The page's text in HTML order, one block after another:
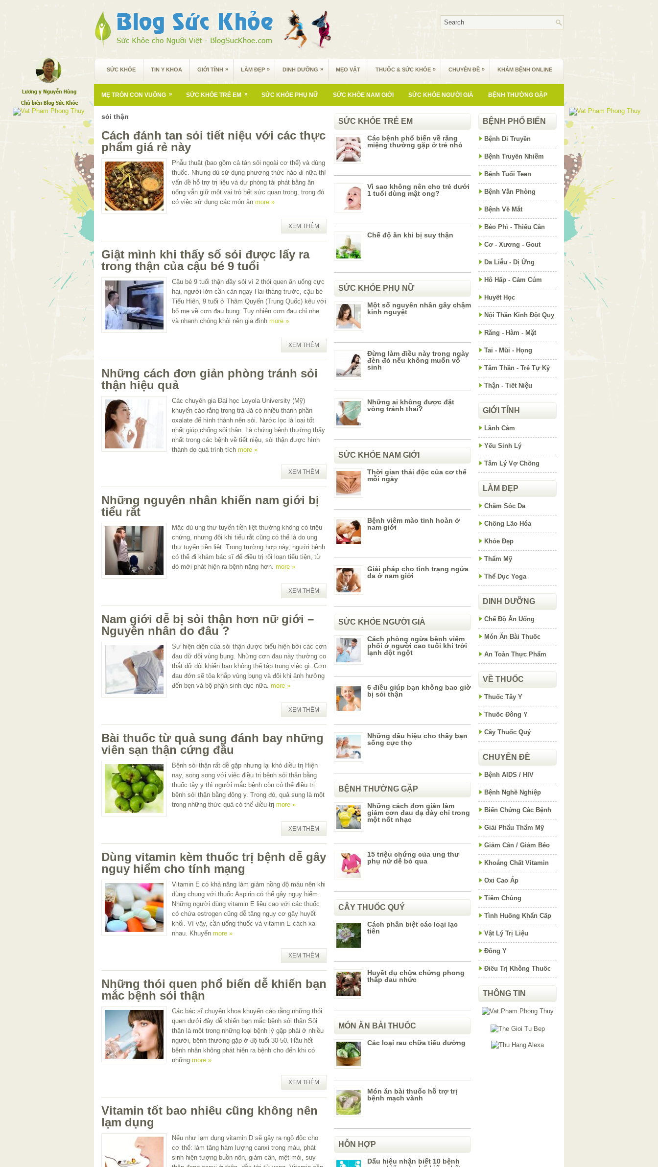
SỨC KHỎE TIN Y KHOA GIỚI TÍNH » LÀM ĐẸP » DINH DƯỠNG » MẸO VẶT THUỐC & SỨC KHỎE » CHUYÊN ĐỀ » KHÁM BỆNH ONLINE
MẸ TRÒN CON VUÔNG » SỨC KHỎE TRẺ EM » SỨC KHỎE PHỤ NỮ SỨC KHỎE NAM GIỚI SỨC KHỎE NGƯỜI GIÀ BỆNH THƯỜNG GẶP
sỏi thận
Cách đánh tan sỏi tiết niệu với các thực
phẩm giá rẻ này
Phẫu thuật (bao gồm cả tán sỏi ngoài cơ thể) và dùng
thuốc. Nhưng dù sử dụng phương thức nào đi nữa thì
vấn đề hỗ trợ trị liệu và dự phòng tái phát bằng ăn
uống vẫn giữ một vai trò hết sức quan trọng, trong đó
có việc sử dụng các món ăn more »
XEM THÊM
Giật mình khi thấy số sỏi được lấy ra
trong thận của cậu bé 9 tuổi
Cậu bé 9 tuổi thận đầy sỏi vì 2 thói quen ăn uống cực
hại, người lớn cần cản ngay Hai tháng trước, cậu bé
Tiểu Hiên, 9 tuổi ở Thâm Quyến (Trung Quốc) kêu với
bố mẹ về cơn đau bụng. Tuy nhiên cơn đau chỉ nhẹ
và nhanh chóng khỏi nên gia đình more »
XEM THÊM
Những cách đơn giản phòng tránh sỏi
thận hiệu quả
Các chuyên gia Đại học Loyola University (Mỹ)
khuyến cáo rằng trong trà đá có nhiều thành phần
oxalate để hình thành nên sỏi. Nước lọc là loại tốt
nhất giúp chống sỏi thận. Là chứng bệnh thường thấy
nhất trong các bệnh về tiết niệu, sỏi thận được hình
thành do quá trình tích more »
XEM THÊM
Những nguyên nhân khiến nam giới bị
tiểu rắt
Mặc dù ung thư tuyến tiền liệt thường không có triệu
chứng, nhưng đôi khi tiểu rắt cũng có thể là do ung
thư tuyến tiền liệt. Trong trường hợp này, người bệnh
có thể đi khám bác sĩ để điều trị rối loạn tiểu tiện, từ
đó mới phát hiện ra bệnh nặng hơn. more »
XEM THÊM
Nam giới dễ bị sỏi thận hơn nữ giới –
Nguyên nhân do đâu ?
Sự hiện diện của sỏi thận được biểu hiện bởi các cơn
đau dữ dội vùng bụng. Những cơn đau này thường co
thắt dữ dội khiến bạn không thể tập trung việc gì. Cơn
đau đớn sẽ tỏa khắp vùng bụng và đôi khi ảnh hưởng
đến bẹn và bộ phận sinh dục nữa. more »
XEM THÊM
Bài thuốc từ quả sung đánh bay những
viên sạn thận cứng đầu
Bệnh sỏi thận rất dễ gặp nhưng lại khó điều trị Hiện
nay, song song với việc điều trị bệnh sỏi thận bằng
thuốc tây y thì người mắc bệnh còn có thể điều trị
bệnh sỏi thận bằng đông y. Trong đó, quả sung là một
trong những thức quả có thể điều trị more »
XEM THÊM
Dùng vitamin kèm thuốc trị bệnh dễ gây
nguy hiểm cho tính mạng
Vitamin E có khả năng làm giảm nồng độ máu nên khi
dùng chung với thuốc Aspirin có thể gây nguy hiểm.
Những người dùng vitamin E liều cao với các thuốc
có chứa estrogen cũng dễ tăng nguy cơ gây huyết
khối. Vì vậy, cần uống thuốc và vitamin E cách xa
nhau. Khuyến more »
XEM THÊM
Những thói quen phổ biến dễ khiến bạn
mắc bệnh sỏi thận
Các bác sĩ chuyên khoa khuyến cáo rằng những thói
quen dưới đây dễ khiến bạn mắc bệnh sỏi thận Sỏi
thận là một trong những loại bệnh lý gặp phải ở nhiều
người, bệnh thường gặp ở độ tuổi 30-50. Hầu hết
bệnh nhân không phát hiện ra bệnh cho đến khi có
những more »
XEM THÊM
Vitamin tốt bao nhiêu cũng không nên
lạm dụng
Nếu như lạm dụng vitamin D sẽ gây ra ngộ độc cho
cơ thể: làm tăng hàm lượng canxi trong máu, phát
sinh hiện tượng buồn nôn, giảm cân, mệt mỏi, suy
SỨC KHỎE TRẺ EM
Các bệnh phổ biến về răng
miệng thường gặp ở trẻ nhỏ
Vì sao không nên cho trẻ dưới
1 tuổi dùng mật ong?
Chế độ ăn khi bị suy thận
SỨC KHỎE PHỤ NỮ
Một số nguyên nhân gây chậm
kinh nguyệt
Đừng làm điều này trong ngày
đèn đỏ nếu không muốn vô
sinh
Những ai không được đặt
vòng tránh thai?
SỨC KHỎE NAM GIỚI
Thời gian thải độc của cơ thể
mỗi ngày
Bệnh viêm mào tinh hoàn ở
nam giới
Giải pháp cho tình trạng ngứa
da ở nam giới
SỨC KHỎE NGƯỜI GIÀ
Cách phòng ngừa bệnh viêm
phổi ở người cao tuổi khi trời
lạnh đột ngột
6 điều giúp bạn không bao giờ
bị sỏi thận
Những dấu hiệu cho thấy bạn
sống cực thọ
BỆNH THƯỜNG GẶP
Những cách đơn giản làm
giảm cơn đau dạ dày chỉ trong
một nốt nhạc
15 triệu chứng của ung thư
phụ nữ dễ bỏ qua
CÂY THUỐC QUÝ
Cách phân biệt các loại lạc
tiên
Huyết dụ chữa chứng phong
thấp đau nhức
MÓN ĂN BÀI THUỐC
Các loại rau chữa tiểu đường
Món ăn bài thuốc hỗ trợ trị
bệnh mạch vành
HỖN HỢP
Dấu hiệu nhận biết 10 bệnh
BỆNH PHỔ BIẾN
Bệnh Di Truyền
Bệnh Truyền Nhiễm
Bệnh Tuổi Teen
Bệnh Văn Phòng
Bệnh Về Mắt
Béo Phì - Thiếu Cân
Cơ - Xương - Gout
Da Liễu - Dị Ứng
Hô Hấp - Cảm Cúm
Huyết Học
Nội Thần Kinh Đột Quỵ
Răng - Hàm - Mặt
Tai - Mũi - Họng
Tâm Thần - Trẻ Tự Kỷ
Thận - Tiết Niệu
GIỚI TÍNH
Lãnh Cảm
Yếu Sinh Lý
Tâm Lý Vợ Chồng
LÀM ĐẸP
Chăm Sóc Da
Chống Lão Hóa
Khỏe Đẹp
Thẩm Mỹ
Thể Dục Yoga
DINH DƯỠNG
Chế Độ Ăn Uống
Món Ăn Bài Thuốc
An Toàn Thực Phẩm
VỀ THUỐC
Thuốc Tây Y
Thuốc Đông Y
Cây Thuốc Quý
CHUYÊN ĐỀ
Bệnh AIDS / HIV
Bệnh Nghề Nghiệp
Biến Chứng Các Bệnh
Giải Phẩu Thẩm Mỹ
Giảm Cân / Giảm Béo
Khoáng Chất Vitamin
Oxi Cao Áp
Tiêm Chủng
Tình Huống Khẩn Cấp
Vật Lý Trị Liệu
Đông Y
Điều Trị Không Thuốc
THÔNG TIN